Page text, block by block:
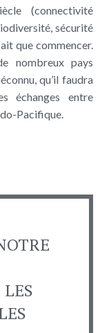
(connectivité
sécurité
que commencer.
nombreux pays
qu’il faudra
échanges entre
Pacifique.